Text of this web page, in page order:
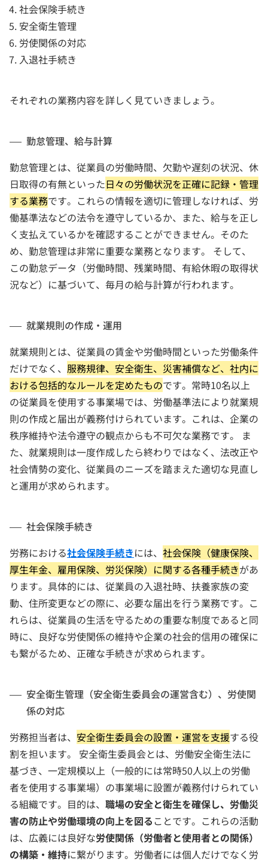
社会保険手続き
安全衛生管理
労使関係の対応
入退社手続き
それぞれの業務内容を詳しく見ていきましょう。
勤怠管理、給与計算
勤怠管理とは、従業員の労働時間、欠勤や遅刻の状況、休
日取得の有無といった日々の労働状況を正確に記録・管理
する業務です。これらの情報を適切に管理しなければ、労
働基準法などの法令を遵守しているか、また、給与を正し
く支払えているかを確認することができません。そのた
め、勤怠管理は非常に重要な業務となります。 そして、
この勤怠データ（労働時間、残業時間、有給休暇の取得状
況など）に基づいて、毎月の給与計算が行われます。
就業規則の作成・運用
就業規則とは、従業員の賃金や労働時間といった労働条件
だけでなく、 服務規律、安全衛生、災害補償など、社内に
おける包括的なルールを定めたものです。常時10名以上
の従業員を使用する事業場では、労働基準法により就業規
則の作成と届出が義務付けられています。これは、企業の
秩序維持や法令遵守の観点からも不可欠な業務です。 ま
た、就業規則は一度作成したら終わりではなく、法改正や
社会情勢の変化、従業員のニーズを踏まえた適切な見直し
と運用が求められます。
社会保険手続き
労務における社会保険手続きには、 社会保険（健康保険、
厚生年金、雇用保険、労災保険）に関する各種手続きがあ
ります。具体的には、従業員の入退社時、扶養家族の変
動、住所変更などの際に、必要な届出を行う業務です。こ
れらは、従業員の生活を守るための重要な制度であると同
時に、良好な労使関係の維持や企業の社会的信用の確保に
も繋がるため、正確な手続きが求められます。
安全衛生管理（安全衛生委員会の運営含む）、労使関
係の対応
労務担当者は、 安全衛生委員会の設置・運営を支援する役
割を担います。 安全衛生委員会とは、労働安全衛生法に
基づき、一定規模以上（一般的には常時50人以上の労働
者を使用する事業場）の事業場に設置が義務付けられてい
る組織です。目的は、 職場の安全と衛生を確保し、労働災
害の防止や労働環境の向上を図ることです。これらの活動
は、広義には良好な労使関係（労働者と使用者との関係）
の構築・維持に繋がります。労働者には個人だけでなく労